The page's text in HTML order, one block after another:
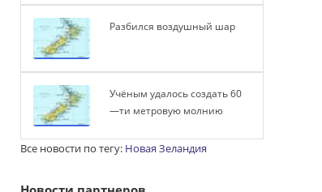
Разбился воздушный шар
Учёным удалось создать 60
—ти метровую молнию
Все новости по тегу: Новая Зеландия